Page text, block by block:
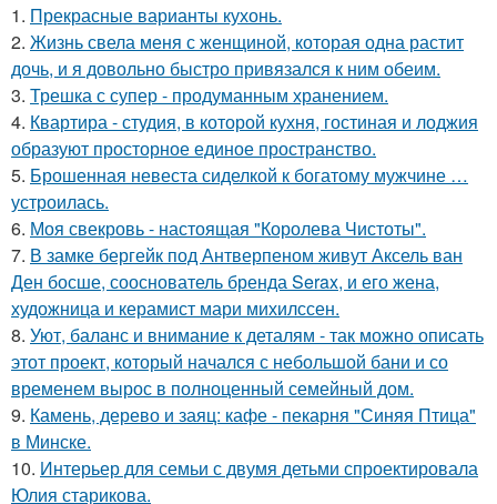
1. Прекрасные варианты кухонь.
2. Жизнь свела меня с женщиной, которая одна растит
дочь, и я довольно быстро привязался к ним обеим.
3. Трешка с супер - продуманным хранением.
4. Квартира - студия, в которой кухня, гостиная и лоджия
образуют просторное единое пространство.
5. Брошенная невеста сиделкой к богатому мужчине …
устроилась.
6. Моя свекровь - настоящая "Королева Чистоты".
7. В замке бергейк под Антверпеном живут Аксель ван
Ден босше, сооснователь бренда Serax, и его жена,
художница и керамист мари михилссен.
8. Уют, баланс и внимание к деталям - так можно описать
этот проект, который начался с небольшой бани и со
временем вырос в полноценный семейный дом.
9. Камень, дерево и заяц: кафе - пекарня "Синяя Птица"
в Минске.
10. Интерьер для семьи с двумя детьми спроектировала
Юлия старикова.